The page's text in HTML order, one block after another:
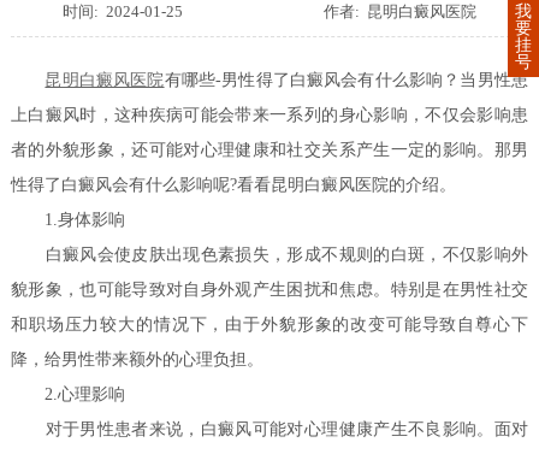
时间: 2024-01-25 作者: 昆明白癜风医院
昆明白癜风医院有哪些-男性得了白癜风会有什么影响？当男性患
上白癜风时，这种疾病可能会带来一系列的身心影响，不仅会影响患
者的外貌形象，还可能对心理健康和社交关系产生一定的影响。那男
性得了白癜风会有什么影响呢?看看昆明白癜风医院的介绍。
1.身体影响
白癜风会使皮肤出现色素损失，形成不规则的白斑，不仅影响外
貌形象，也可能导致对自身外观产生困扰和焦虑。特别是在男性社交
和职场压力较大的情况下，由于外貌形象的改变可能导致自尊心下
降，给男性带来额外的心理负担。
2.心理影响
对于男性患者来说，白癜风可能对心理健康产生不良影响。面对
我
要
挂
号